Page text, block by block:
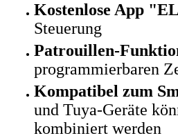
Kostenlose App
Steuerung
Patrouillen-
programmierbaren
Kompatibel zum
und Tuya-Geräte
kombiniert werden